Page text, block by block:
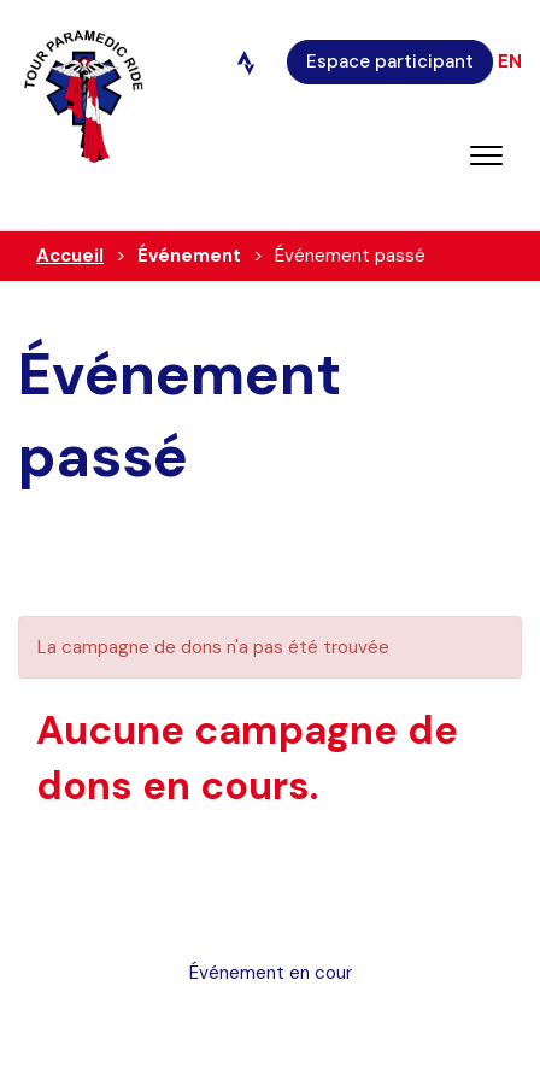
Espace participant EN
Accueil Événement Événement passé
Événement
passé
La campagne de dons n'a pas été trouvée
Aucune campagne de
dons en cours.
Événement en cour